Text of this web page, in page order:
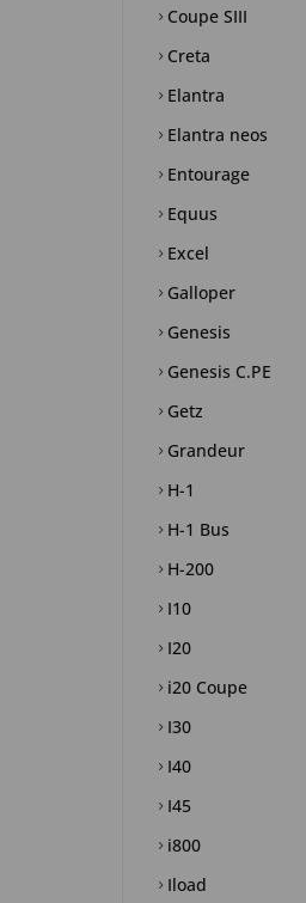
Coupe SIII
Creta
Elantra
Elantra neos
Entourage
Equus
Excel
Galloper
Genesis
Genesis C.PE
Getz
Grandeur
H-1
H-1 Bus
H-200
I10
I20
i20 Coupe
I30
I40
I45
i800
Iload